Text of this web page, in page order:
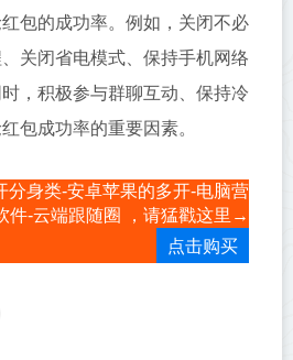
包的成功率。例如，关闭不必
关闭省电模式、保持手机网络
，积极参与群聊互动、保持冷
包成功率的重要因素。
分身类-安卓苹果的多开-电脑营
件-云端跟随圈 ，请猛戳这里→
点击购买